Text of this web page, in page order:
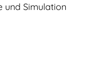
und Simulation